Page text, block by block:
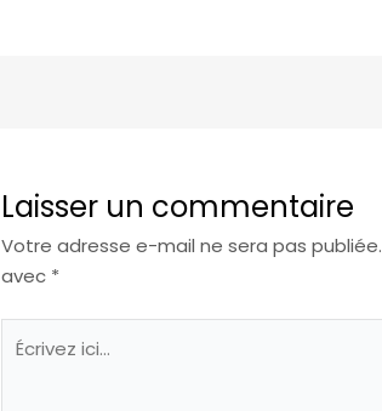
Laisser un commentaire
Votre adresse e-mail ne sera pas publiée.
avec *
ici…